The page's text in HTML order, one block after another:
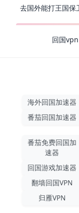
回国vpn
海外回国加速器
番茄回国加速器
番茄免费回国加
速器
回国游戏加速器
翻墙回国VPN
归雁VPN